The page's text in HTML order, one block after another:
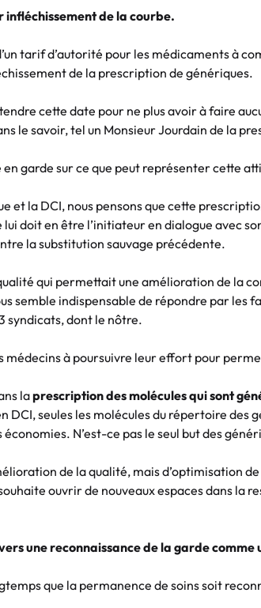
infléchissement de la courbe.
tarif d’autorité pour les médicaments à
de la prescription de génériques.
cette date pour ne plus avoir à faire
le savoir, tel un Monsieur Jourdain de la
en garde sur ce que peut représenter cette
et la DCI, nous pensons que cette
lui doit en être l’initiateur en dialogue avec
la substitution sauvage précédente.
qui permettait une amélioration de la
semble indispensable de répondre par les
syndicats, dont le nôtre.
médecins à poursuivre leur effort pour
laprescription des molécules qui sont
DCI, seules les molécules du répertoire des
N’est-ce pas le seul but des
de la qualité, mais d’optimisation
ouvrir de nouveaux espaces dans la
une reconnaissance de la garde comme
que la permanence de soins soit